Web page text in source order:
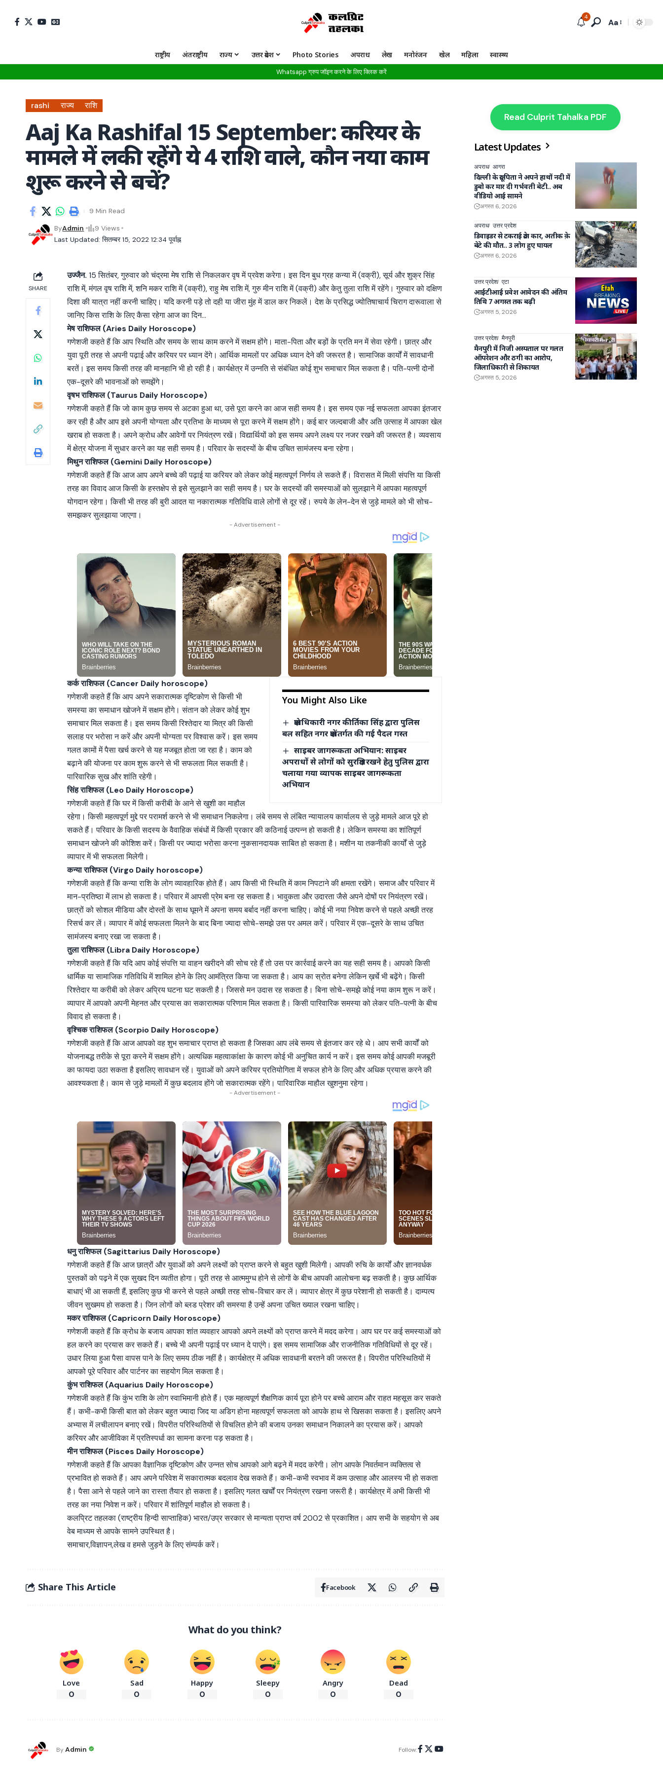
4
Aa
राष्ट्रीय अंतराष्ट्रीय राज्य उत्तर प्रदेश Photo Stories अपराध लेख मनोरंजन खेल महिला स्वास्थ्य
Whatsapp ग्रुप जॉइन करने के लिए क्लिक करें
rashi राज्य राशि
Aaj Ka Rashifal 15 September: करियर के
मामले में लकी रहेंगे ये 4 राशि वाले, कौन नया काम
शुरू करने से बचें?
Last Updated: सितम्बर 15, 2022 12:34 पूर्वाह्न
ByAdmin 9 Views
9 Min Read
SHARE
उज्जैन. 15 सितंबर, गुरुवार को चंद्रमा मेष राशि से निकलकर वृष में प्रवेश करेगा। इस दिन बुध ग्रह कन्या में (वक्री), सूर्य और शुक्र सिंह
राशि में, मंगल वृष राशि में, शनि मकर राशि में (वक्री), राहु मेष राशि में, गुरु मीन राशि में (वक्री) और केतु तुला राशि में रहेंगे। गुरुवार को दक्षिण
दिशा की यात्रा नहीं करनी चाहिए। यदि करनी पड़े तो दही या जीरा मुंह में डाल कर निकलें। देश के प्रसिद्ध ज्योतिषाचार्य चिराग दारूवाला से
जानिए किस राशि के लिए कैसा रहेगा आज का दिन…
मेष राशिफल (Aries Daily Horoscope)
गणेशजी कहते हैं कि आप स्थिति और समय के साथ काम करने में सक्षम होंगे। माता-पिता और बड़ों के प्रति मन में सेवा रहेगी। छात्र और
युवा पूरी तरह से अपनी पढ़ाई और करियर पर ध्यान देंगे। आर्थिक मामलों पर अधिक ध्यान देने की जरूरत है। सामाजिक कार्यों में सावधानी
बरतें। इस समय किसी तरह की मानहानि भी हो रही है। कार्यक्षेत्र में उन्नति से संबंधित कोई शुभ समाचार मिल सकता है। पति-पत्नी दोनों
एक-दूसरे की भावनाओं को समझेंगे।
वृषभ राशिफल (Taurus Daily Horoscope)
गणेशजी कहते हैं कि जो काम कुछ समय से अटका हुआ था, उसे पूरा करने का आज सही समय है। इस समय एक नई सफलता आपका इंतजार
कर रही है और आप इसे अपनी योग्यता और प्रतिभा के माध्यम से पूरा करने में सक्षम होंगे। कई बार जल्दबाजी और अति उत्साह में आपका खेल
खराब हो सकता है। अपने क्रोध और आवेगों पर नियंत्रण रखें। विद्यार्थियों को इस समय अपने लक्ष्य पर नजर रखने की जरूरत है। व्यवसाय
में क्षेत्र योजना में सुधार करने का यह सही समय है। परिवार के सदस्यों के बीच उचित सामंजस्य बना रहेगा।
मिथुन राशिफल (Gemini Daily Horoscope)
गणेशजी कहते हैं कि आज आप अपने बच्चे की पढ़ाई या करियर को लेकर कोई महत्वपूर्ण निर्णय ले सकते हैं। विरासत में मिली संपत्ति या किसी
तरह का विवाद आज किसी के हस्तक्षेप से इसे सुलझाने का सही समय है। घर के सदस्यों की समस्याओं को सुलझाने में आपका महत्वपूर्ण
योगदान रहेगा। किसी भी तरह की बुरी आदत या नकारात्मक गतिविधि वाले लोगों से दूर रहें। रुपये के लेन-देन से जुड़े मामले को भी सोच-
समझकर सुलझाया जाएगा।
- Advertisement -
You Might Also Like
क्षेत्राधिकारी नगर कीर्तिका सिंह द्वारा पुलिस
बल सहित नगर क्षेत्रांतर्गत की गई पैदल गस्त
साइबर जागरूकता अभियान: साइबर
अपराधों से लोगों को सुरक्षित रखने हेतु पुलिस द्वारा
चलाया गया व्यापक साइबर जागरूकता
अभियान
कर्क राशिफल (Cancer Daily horoscope)
गणेशजी कहते हैं कि आप अपने सकारात्मक दृष्टिकोण से किसी भी
समस्या का समाधान खोजने में सक्षम होंगे। संतान को लेकर कोई शुभ
समाचार मिल सकता है। इस समय किसी रिश्तेदार या मित्र की किसी
सलाह पर भरोसा न करें और अपनी योग्यता पर विश्वास करें। इस समय
गलत कामों में पैसा खर्च करने से यह मजबूत होता जा रहा है। काम को
बढ़ाने की योजना पर काम शुरू करने से भी सफलता मिल सकती है।
पारिवारिक सुख और शांति रहेगी।
सिंह राशिफल (Leo Daily Horoscope)
गणेशजी कहते हैं कि घर में किसी करीबी के आने से खुशी का माहौल
रहेगा। किसी महत्वपूर्ण मुद्दे पर परामर्श करने से भी समाधान निकलेगा। लंबे समय से लंबित न्यायालय कार्यालय से जुड़े मामले आज पूरे हो
सकते हैं। परिवार के किसी सदस्य के वैवाहिक संबंधों में किसी प्रकार की कठिनाई उत्पन्न हो सकती है। लेकिन समस्या का शांतिपूर्ण
समाधान खोजने की कोशिश करें। किसी पर ज्यादा भरोसा करना नुकसानदायक साबित हो सकता है। मशीन या तकनीकी कार्यों से जुड़े
व्यापार में भी सफलता मिलेगी।
कन्या राशिफल (Virgo Daily horoscope)
गणेशजी कहते हैं कि कन्या राशि के लोग व्यावहारिक होते हैं। आप किसी भी स्थिति में काम निपटाने की क्षमता रखेंगे। समाज और परिवार में
मान-प्रतिष्ठा में लाभ हो सकता है। परिवार में आपसी प्रेम बना रह सकता है। भावुकता और उदारता जैसे अपने दोषों पर नियंत्रण रखें।
छात्रों को सोशल मीडिया और दोस्तों के साथ घूमने में अपना समय बर्बाद नहीं करना चाहिए। कोई भी नया निवेश करने से पहले अच्छी तरह
रिसर्च कर लें। व्यापार में कोई सफलता मिलने के बाद बिना ज्यादा सोचे-समझे उस पर अमल करें। परिवार में एक-दूसरे के साथ उचित
सामंजस्य बनाए रखा जा सकता है।
तुला राशिफल (Libra Daily Horoscope)
गणेशजी कहते हैं कि यदि आप कोई संपत्ति या वाहन खरीदने की सोच रहे हैं तो उस पर कार्रवाई करने का यह सही समय है। आपको किसी
धार्मिक या सामाजिक गतिविधि में शामिल होने के लिए आमंत्रित किया जा सकता है। आय का स्रोत बनेगा लेकिन ख़र्चे भी बढ़ेंगे। किसी
रिश्तेदार या करीबी को लेकर अप्रिय घटना घट सकती है। जिससे मन उदास रह सकता है। बिना सोचे-समझे कोई नया काम शुरू न करें।
व्यापार में आपको अपनी मेहनत और प्रयास का सकारात्मक परिणाम मिल सकता है। किसी पारिवारिक समस्या को लेकर पति-पत्नी के बीच
विवाद हो सकता है।
वृश्चिक राशिफल (Scorpio Daily Horoscope)
गणेशजी कहते हैं कि आज आपको वह शुभ समाचार प्राप्त हो सकता है जिसका आप लंबे समय से इंतजार कर रहे थे। आप सभी कार्यों को
योजनाबद्ध तरीके से पूरा करने में सक्षम होंगे। अत्यधिक महत्वाकांक्षा के कारण कोई भी अनुचित कार्य न करें। इस समय कोई आपकी मजबूरी
का फायदा उठा सकता है इसलिए सावधान रहें। युवाओं को अपने करियर प्रतियोगिता में सफल होने के लिए और अधिक प्रयास करने की
आवश्यकता है। काम से जुड़े मामलों में कुछ बदलाव होंगे जो सकारात्मक रहेंगे। पारिवारिक माहौल खुशनुमा रहेगा।
- Advertisement -
धनु राशिफल (Sagittarius Daily Horoscope)
गणेशजी कहते हैं कि आज छात्रों और युवाओं को अपने लक्ष्यों को प्राप्त करने से बहुत खुशी मिलेगी। आपकी रुचि के कार्यों और ज्ञानवर्धक
पुस्तकों को पढ़ने में एक सुखद दिन व्यतीत होगा। पूरी तरह से आत्ममुग्ध होने से लोगों के बीच आपकी आलोचना बढ़ सकती है। कुछ आर्थिक
बाधाएं भी आ सकती हैं, इसलिए कुछ भी करने से पहले अच्छी तरह सोच-विचार कर लें। व्यापार क्षेत्र में कुछ परेशानी हो सकती है। दाम्पत्य
जीवन सुखमय हो सकता है। जिन लोगों को ब्लड प्रेशर की समस्या है उन्हें अपना उचित ख्याल रखना चाहिए।
मकर राशिफल (Capricorn Daily Horoscope)
गणेशजी कहते हैं कि क्रोध के बजाय आपका शांत व्यवहार आपको अपने लक्ष्यों को प्राप्त करने में मदद करेगा। आप घर पर कई समस्याओं को
हल करने का प्रयास कर सकते हैं। बच्चे भी अपनी पढ़ाई पर ध्यान दे पाएंगे। इस समय सामाजिक और राजनीतिक गतिविधियों से दूर रहें।
उधार लिया हुआ पैसा वापस पाने के लिए समय ठीक नहीं है। कार्यक्षेत्र में अधिक सावधानी बरतने की जरूरत है। विपरीत परिस्थितियों में
आपको पूरे परिवार और पार्टनर का सहयोग मिल सकता है।
कुंभ राशिफल (Aquarius Daily Horoscope)
गणेशजी कहते हैं कि कुंभ राशि के लोग स्वाभिमानी होते हैं। एक महत्वपूर्ण शैक्षणिक कार्य पूरा होने पर बच्चे आराम और राहत महसूस कर सकते
हैं। कभी-कभी किसी बात को लेकर बहुत ज्यादा जिद या अडिग होना महत्वपूर्ण सफलता को आपके हाथ से खिसका सकता है। इसलिए अपने
अभ्यास में लचीलापन बनाए रखें। विपरीत परिस्थितियों से विचलित होने की बजाय उनका समाधान निकालने का प्रयास करें। आपको
करियर और आजीविका में प्रतिस्पर्धा का सामना करना पड़ सकता है।
मीन राशिफल (Pisces Daily Horoscope)
गणेशजी कहते हैं कि आपका वैज्ञानिक दृष्टिकोण और उन्नत सोच आपको आगे बढ़ने में मदद करेगी। लोग आपके निवर्तमान व्यक्तित्व से
प्रभावित हो सकते हैं। आप अपने परिवेश में सकारात्मक बदलाव देख सकते हैं। कभी-कभी स्वभाव में कम उत्साह और आलस्य भी हो सकता
है। पैसा आने से पहले जाने का रास्ता तैयार हो सकता है। इसलिए गलत खर्चों पर नियंत्रण रखना जरूरी है। कार्यक्षेत्र में अभी किसी भी
तरह का नया निवेश न करें। परिवार में शांतिपूर्ण माहौल हो सकता है।
कलप्रिट तहलका (राष्ट्रीय हिन्दी साप्ताहिक) भारत/उप्र सरकार से मान्यता प्राप्त वर्ष 2002 से प्रकाशित। आप सभी के सहयोग से अब
वेब माध्यम से आपके सामने उपस्थित है।
समाचार,विज्ञापन,लेख व हमसे जुड़ने के लिए संम्पर्क करें।
Share This Article Facebook
What do you think?
Love
0
Sad
0
Happy
0
Sleepy
0
Angry
0
Dead
0
ByAdmin Follow:
Read Culprit Tahalka PDF
Latest Updates
अपराध आगरा
दिल्ली के क्रूर पिता ने अपने हाथों नदी में
डुबो कर मार दी गर्भवती बेटी.. अब
वीडियो आई सामने
अगस्त 6, 2026
अपराध उत्तर प्रदेश
डिवाइडर से टकराई क्रेटा कार, अतीक क़े
बेटे की मौत.. 3 लोग हुए घायल
अगस्त 6, 2026
उत्तर प्रदेश एटा
आईटीआई प्रवेश आवेदन की अंतिम
तिथि 7 अगस्त तक बढ़ी
अगस्त 5, 2026
उत्तर प्रदेश मैनपुरी
मैनपुरी में निजी अस्पताल पर गलत
ऑपरेशन और ठगी का आरोप,
जिलाधिकारी से शिकायत
अगस्त 5, 2026